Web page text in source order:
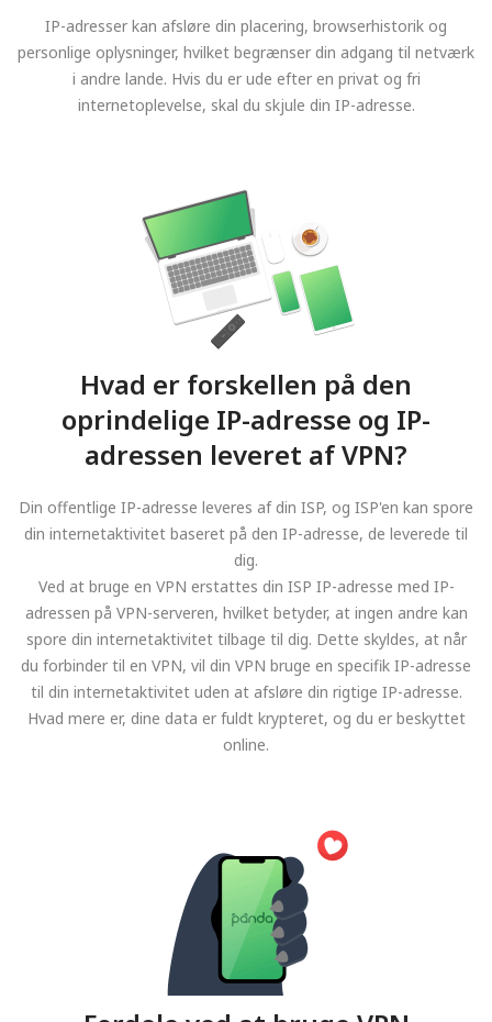
IP-adresser kan afsløre din placering, browserhistorik og
personlige oplysninger, hvilket begrænser din adgang til netværk
i andre lande. Hvis du er ude efter en privat og fri
internetoplevelse, skal du skjule din IP-adresse.
Hvad er forskellen på den
oprindelige IP-adresse og IP-
adressen leveret af VPN?
Din offentlige IP-adresse leveres af din ISP, og ISP'en kan spore
din internetaktivitet baseret på den IP-adresse, de leverede til
dig.
Ved at bruge en VPN erstattes din ISP IP-adresse med IP-
adressen på VPN-serveren, hvilket betyder, at ingen andre kan
spore din internetaktivitet tilbage til dig. Dette skyldes, at når
du forbinder til en VPN, vil din VPN bruge en specifik IP-adresse
til din internetaktivitet uden at afsløre din rigtige IP-adresse.
Hvad mere er, dine data er fuldt krypteret, og du er beskyttet
online.